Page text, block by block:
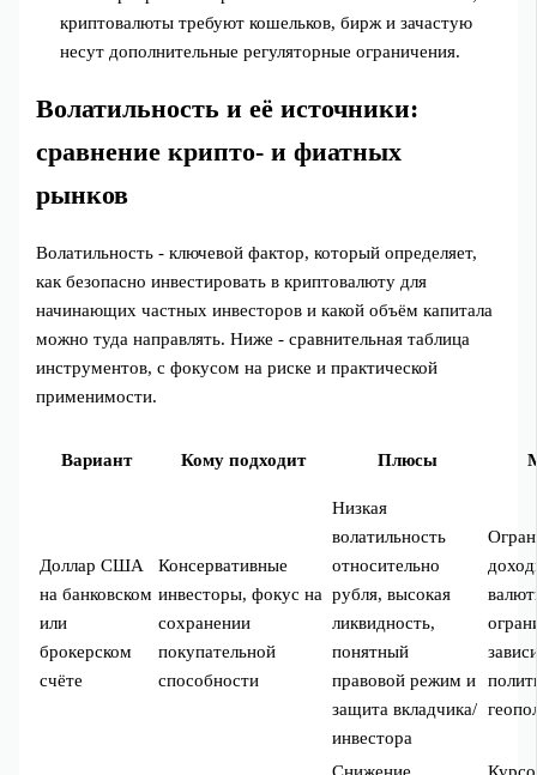
криптовалюты требуют кошельков, бирж и зачастую
несут дополнительные регуляторные ограничения.
Волатильность и её источники:
сравнение крипто- и фиатных
рынков
Волатильность - ключевой фактор, который определяет,
как безопасно инвестировать в криптовалюту для
начинающих частных инвесторов и какой объём капитала
можно туда направлять. Ниже - сравнительная таблица
инструментов, с фокусом на риске и практической
применимости.
Вариант Кому подходит Плюсы
Доллар США
на банковском
или
брокерском
счёте
Консервативные
инвесторы, фокус на
сохранении
покупательной
способности
Низкая
волатильность
относительно
рубля, высокая
ликвидность,
понятный
правовой режим и
защита вкладчика/
инвестора